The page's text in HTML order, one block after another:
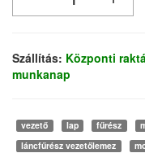
Szállítás: Központi
munkanap
vezető lap fűrész
láncfűrész vezetőlemez